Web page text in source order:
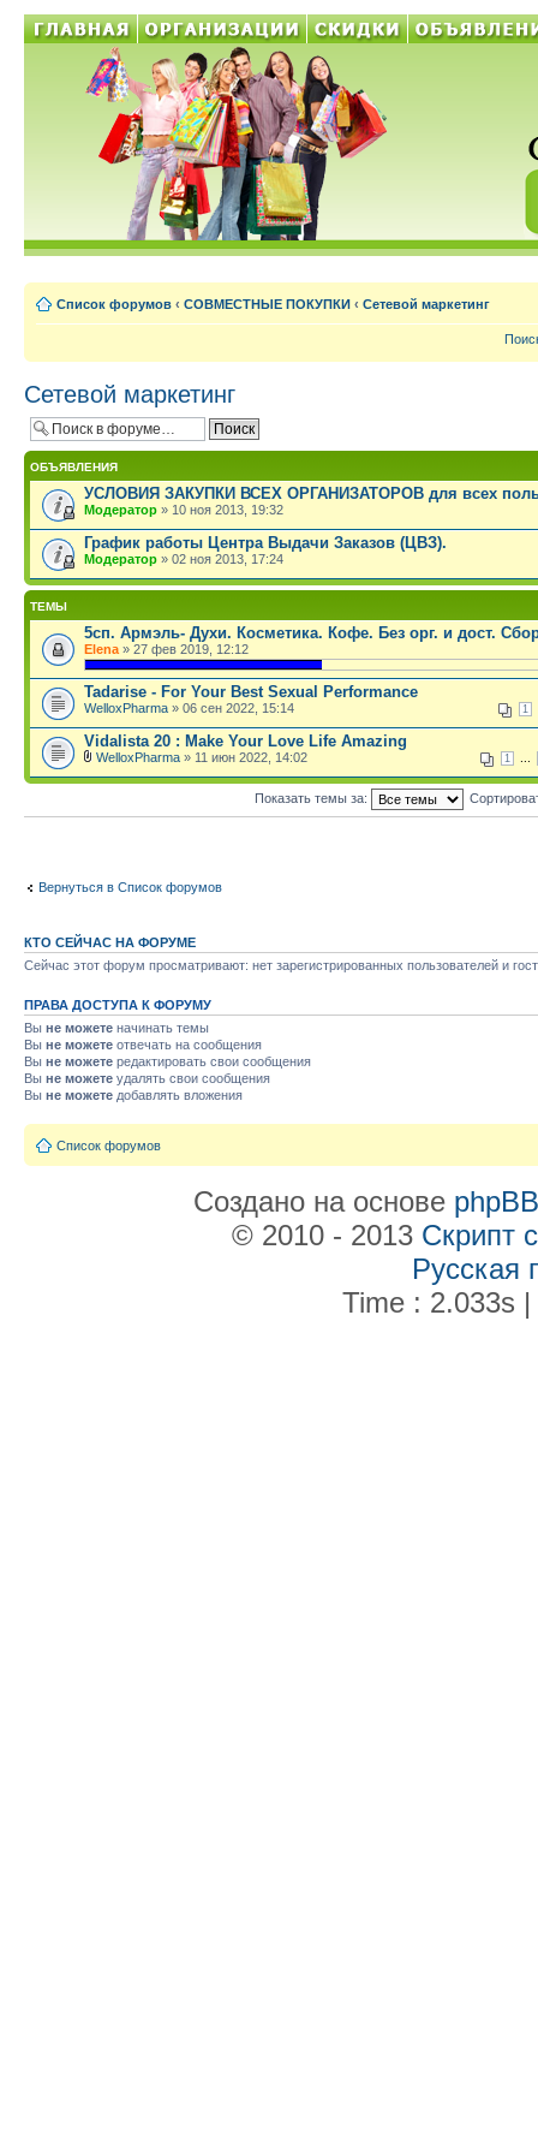
Список форумов ‹ СОВМЕСТНЫЕ ПОКУПКИ ‹ Сетевой маркетинг
Сетевой маркетинг
ОБЪЯВЛЕНИЯ
УСЛОВИЯ ЗАКУПКИ ВСЕХ ОРГАНИЗАТОРОВ для всех
Модератор » 10 ноя 2013, 19:32
График работы Центра Выдачи Заказов (ЦВЗ).
Модератор » 02 ноя 2013, 17:24
ТЕМЫ
5сп. Армэль- Духи. Косметика. Кофе. Без орг. и дост.
Elena » 27 фев 2019, 12:12
Tadarise - For Your Best Sexual Performance
1
WelloxPharma » 06 сен 2022, 15:14
Vidalista 20 : Make Your Love Life Amazing
1
WelloxPharma » 11 июн 2022, 14:02
Показать темы за:
Вернуться в Список форумов
КТО СЕЙЧАС НА ФОРУМЕ
Сейчас этот форум просматривают: нет зарегистрированных пользователей и
ПРАВА ДОСТУПА К ФОРУМУ
Вы не можете начинать темы
Вы не можете отвечать на сообщения
Вы не можете редактировать свои сообщения
Вы не можете удалять свои сообщения
Вы не можете добавлять вложения
Список форумов
Создано на основе phpBB
© 2010 - 2013 Скрипт
Русская
Time : 2.033s